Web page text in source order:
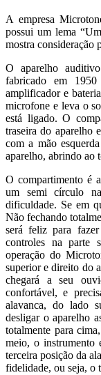
A empresa
possui um lema
mostra consideração
O aparelho
fabricado em
amplificador e
microfone e leva o
está ligado. O
traseira do aparelho
com a mão
aparelho, abrindo ao
O compartimento é
um semi círculo
dificuldade. Se em
Não fechando
será feliz para
controles na parte
operação do
superior e direito do
chegará a seu
confortável, e
alavanca, do lado
desligar o aparelho
totalmente para
meio, o instrumento
terceira posição da
fidelidade, ou seja, o